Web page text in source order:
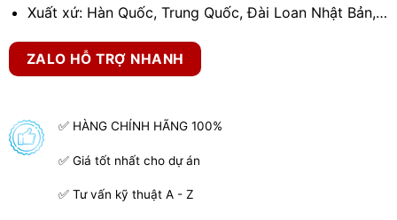
Xuất xứ: Hàn Quốc, Trung Quốc, Đài Loan Nhật Bản,…
ZALO HỖ TRỢ NHANH
✅ HÀNG CHÍNH HÃNG 100%
✅ Giá tốt nhất cho dự án
✅ Tư vấn kỹ thuật A - Z